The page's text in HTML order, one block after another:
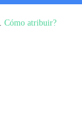
Cómo atribuir?